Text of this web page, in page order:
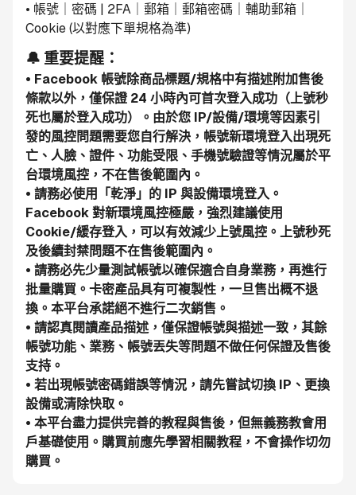
• 帳號｜密碼 | 2FA｜郵箱｜郵箱密碼｜輔助郵箱｜
Cookie (以對應下單規格為準)
🔔 重要提醒：
• Facebook 帳號除商品標題/規格中有描述附加售後
條款以外，僅保證 24 小時內可首次登入成功（上號秒
死也屬於登入成功）。由於您 IP/設備/環境等因素引
發的風控問題需要您自行解決，帳號新環境登入出現死
亡、人臉、證件、功能受限、手機號驗證等情況屬於平
台環境風控，不在售後範圍內。
• 請務必使用「乾淨」的 IP 與設備環境登入。
Facebook 對新環境風控極嚴，強烈建議使用
Cookie/緩存登入，可以有效減少上號風控。上號秒死
及後續封禁問題不在售後範圍內。
• 請務必先少量測試帳號以確保適合自身業務，再進行
批量購買。卡密產品具有可複製性，一旦售出概不退
換。本平台承諾絕不進行二次銷售。
• 請認真閱讀產品描述，僅保證帳號與描述一致，其餘
帳號功能、業務、帳號丟失等問題不做任何保證及售後
支持。
• 若出現帳號密碼錯誤等情況，請先嘗試切換 IP、更換
設備或清除快取。
• 本平台盡力提供完善的教程與售後，但無義務教會用
戶基礎使用。購買前應先學習相關教程，不會操作切勿
購買。